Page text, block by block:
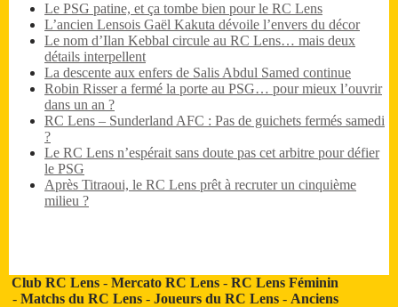
Le PSG patine, et ça tombe bien pour le RC Lens
L’ancien Lensois Gaël Kakuta dévoile l’envers du décor
Le nom d’Ilan Kebbal circule au RC Lens… mais deux
détails interpellent
La descente aux enfers de Salis Abdul Samed continue
Robin Risser a fermé la porte au PSG… pour mieux l’ouvrir
dans un an ?
RC Lens – Sunderland AFC : Pas de guichets fermés samedi
?
Le RC Lens n’espérait sans doute pas cet arbitre pour défier
le PSG
Après Titraoui, le RC Lens prêt à recruter un cinquième
milieu ?
Club RC Lens -Mercato RC Lens -RC Lens Féminin
- Matchs du RC Lens- Joueurs du RC Lens- Anciens